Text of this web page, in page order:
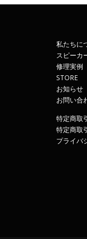
私たちに
スピーカ
修理実例
STORE
お知らせ
お問い合
特定商取
特定商取
プライバ